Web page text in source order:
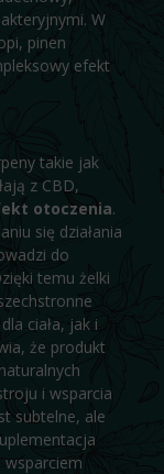
W
pinen
efekt
takie jak
z CBD,
otoczenia.
się działania
do
temu żelki
ciała, jak i
że produkt
i wsparcia
subtelne, ale